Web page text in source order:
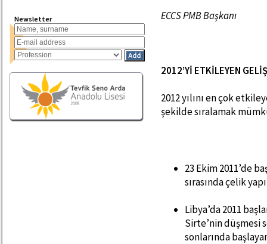
Newsletter ECCS PMB Başkanı
2012’Yİ ETKİLEYEN
2012 yılını en çok
şekilde sıralamak
23 Ekim 2011’de
sırasında çelik
Libya’da 2011
Sirte’nin düşmesi
sonlarında